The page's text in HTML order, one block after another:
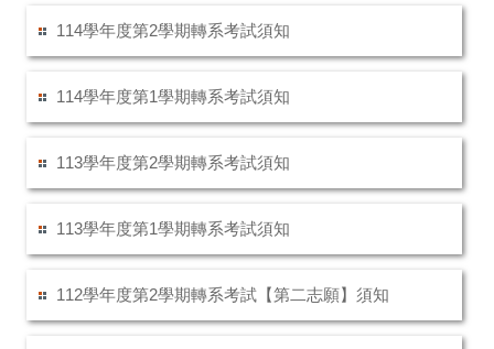
114學年度第2學期轉系考試須知
114學年度第1學期轉系考試須知
113學年度第2學期轉系考試須知
113學年度第1學期轉系考試須知
112學年度第2學期轉系考試【第二志願】須知